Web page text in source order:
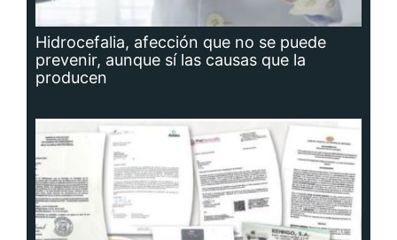
Hidrocefalia, afección que no se puede
prevenir, aunque sí las causas que la
producen